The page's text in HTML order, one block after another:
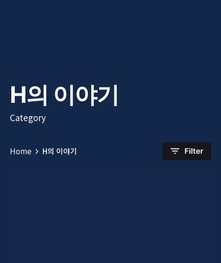
H의 이야기
Category
Home H의 이야기 Filter